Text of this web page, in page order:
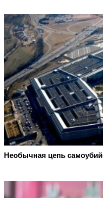
Необычная цепь